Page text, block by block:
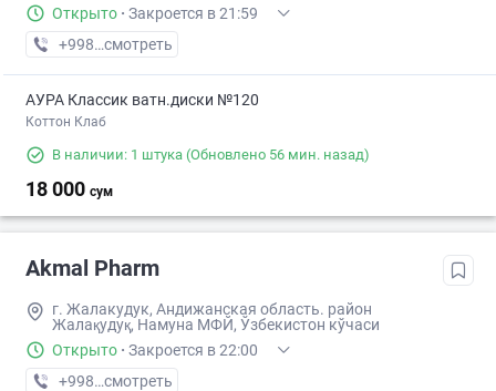
Открыто · Закроется в 21:59
+998 (88) XXX-XX-XX
смотреть
АУРА Классик ватн.диски №120
Коттон Клаб
В наличии: 1 штука (Обновлено 56 мин. назад)
18 000 сум
Akmal Pharm
г. Жалакудук, Андижанская область. район
Жалақудуқ, Намуна МФЙ, Ўзбекистон кўчаси
Открыто · Закроется в 22:00
+998 (90) XXX-XX-XX
смотреть